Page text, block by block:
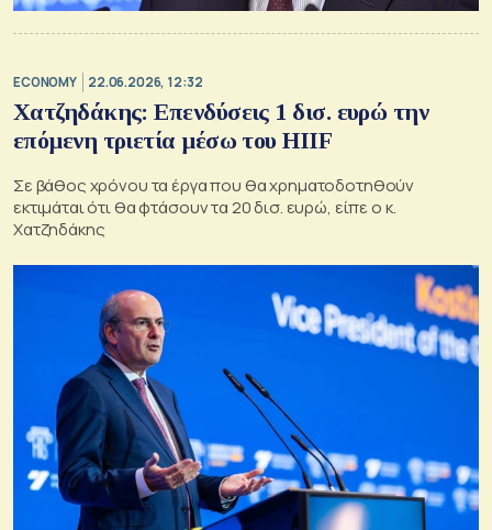
ECONOMY 22.06.2026, 12:32
Χατζηδάκης: Επενδύσεις 1 δισ. ευρώ την
επόμενη τριετία μέσω του HIIF
Σε βάθος χρόνου τα έργα που θα χρηματοδοτηθούν
εκτιμάται ότι θα φτάσουν τα 20 δισ. ευρώ, είπε ο κ.
Χατζηδάκης